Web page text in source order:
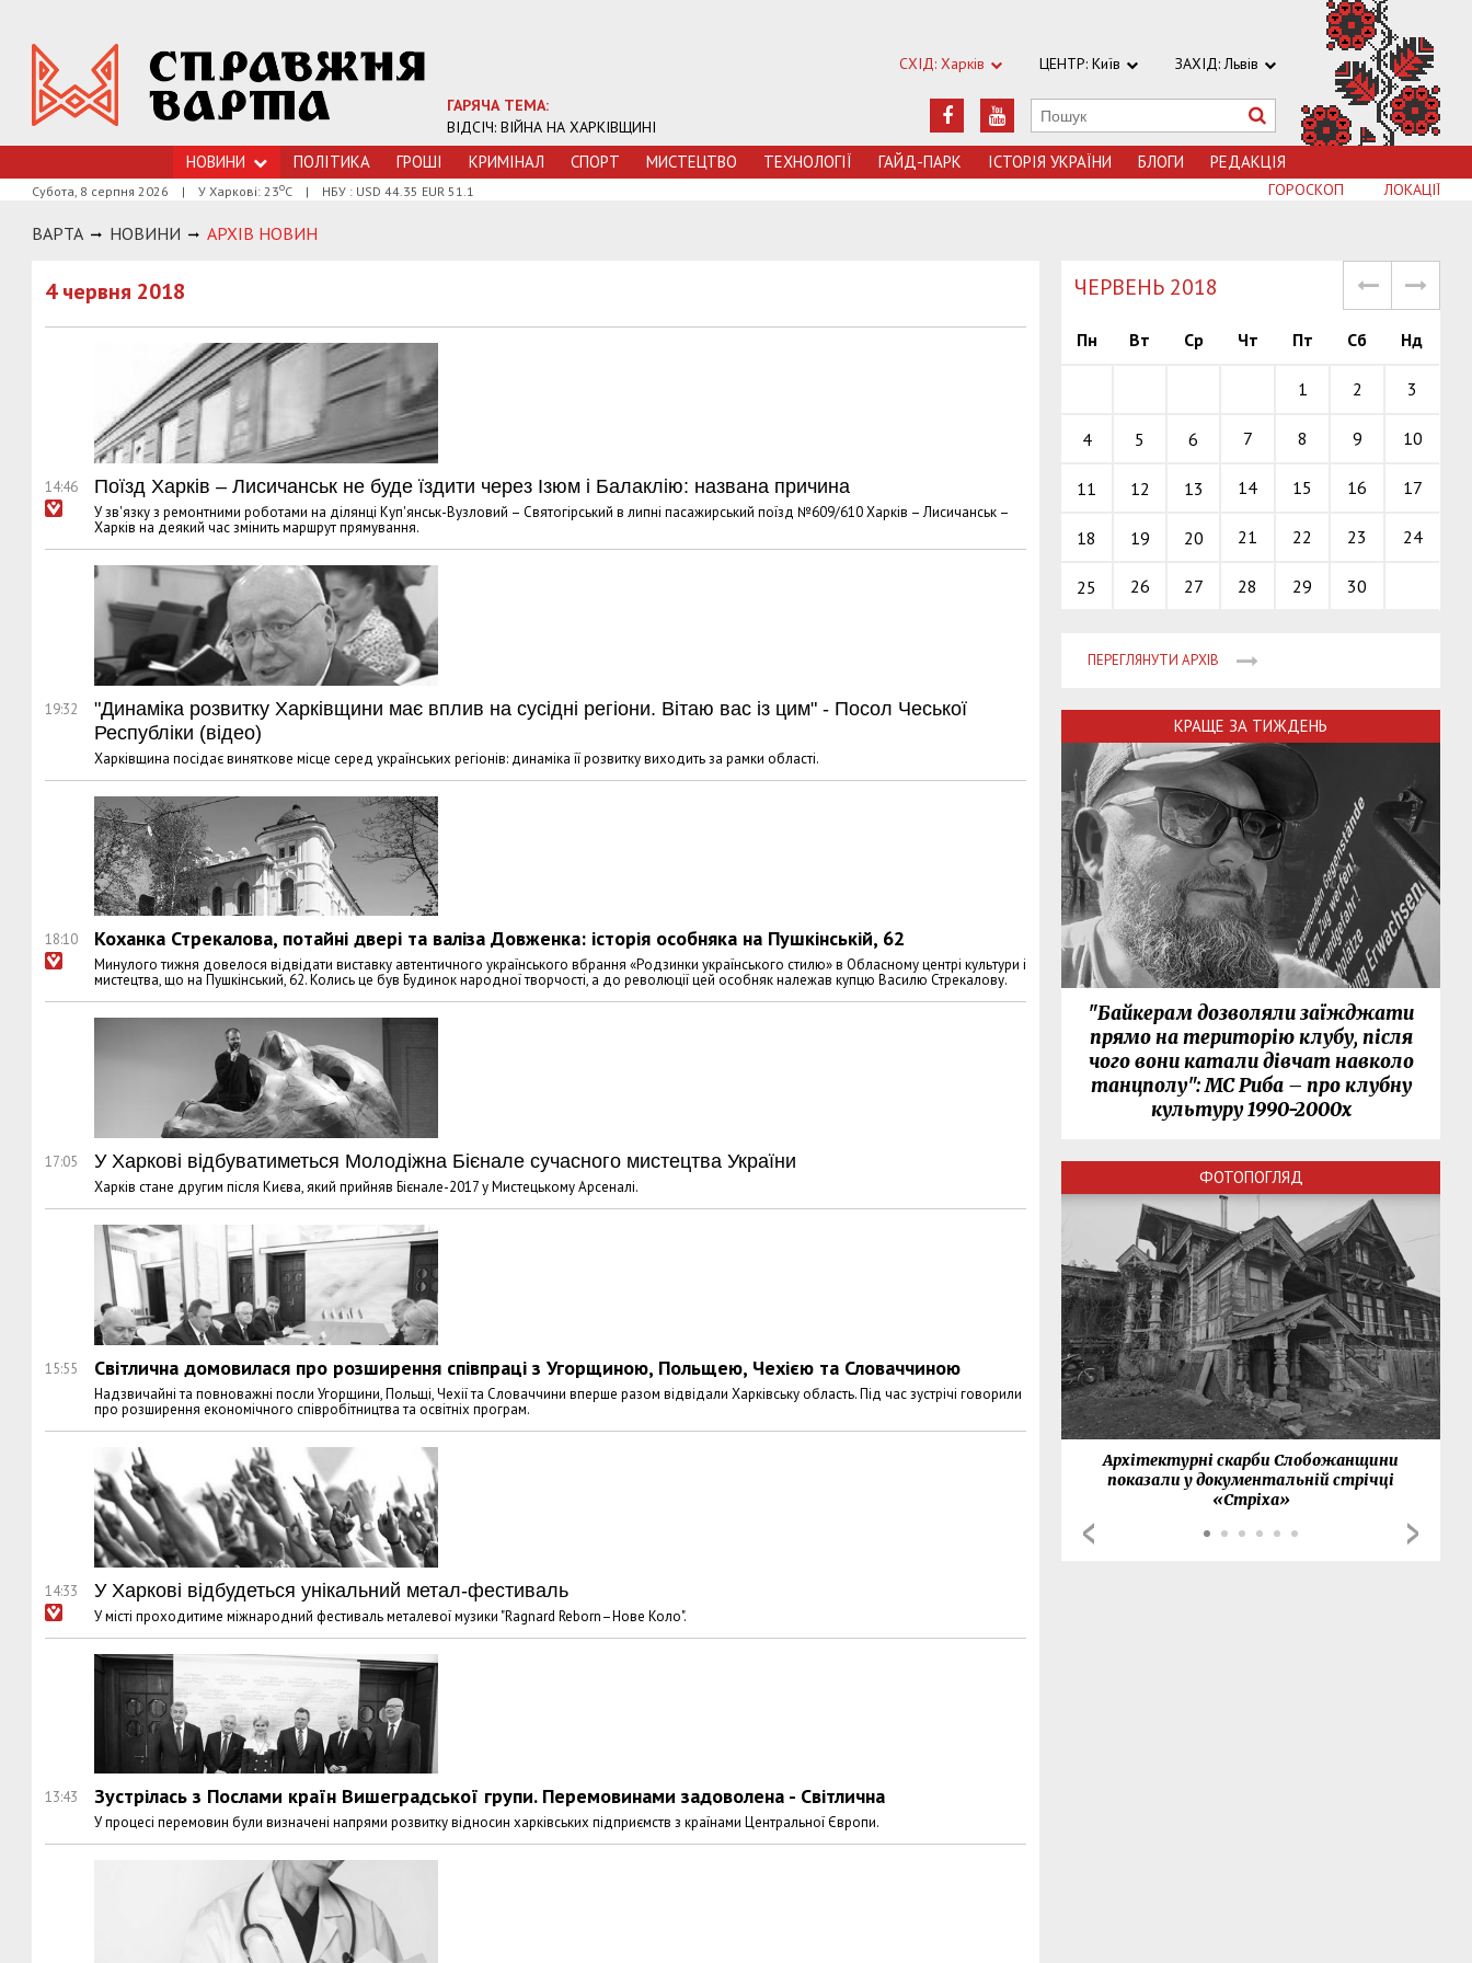
ГАРЯЧА ТЕМА:
ВІДСІЧ: ВІЙНА НА ХАРКІВЩИНІ
СХІД: Харків ЦЕНТР: Київ ЗАХІД: Львів
НОВИНИ ПОЛІТИКА ГРОШI КРИМIНАЛ СПОРТ МИСТЕЦТВО ТЕХНОЛОГIЇ ГАЙД-ПАРК ІСТОРІЯ УКРАЇНИ БЛОГИ РЕДАКЦІЯ
Субота, 8 серпня 2026 | У Харкові: 23оС | НБУ : USD 44.35 EUR 51.1 ЛОКАЦІЇ
ГОРОСКОП
ВАРТА НОВИНИ АРХIВ НОВИН
4 червня 2018
14:46 Поїзд Харків – Лисичанськ не буде їздити через Ізюм і Балаклію: названа причина
У зв'язку з ремонтними роботами на ділянці Куп'янськ-Вузловий – Святогірський в липні пасажирський поїзд №609/610 Харків – Лисичанськ –
Харків на деякий час змінить маршрут прямування.
19:32
"Динаміка розвитку Харківщини має вплив на сусідні регіони. Вітаю вас із цим" - Посол Чеської
Республіки (вiдео)
Харківщина посідає виняткове місце серед українських регіонів: динаміка її розвитку виходить за рамки області.
18:10 Коханка Стрекалова, потайні двері та валіза Довженка: історія особняка на Пушкінській, 62
Минулого тижня довелося відвідати виставку автентичного українського вбрання «Родзинки українського стилю» в Обласному центрі культури і
мистецтва, що на Пушкінський, 62. Колись це був Будинок народної творчості, а до революції цей особняк належав купцю Василю Стрекалову.
17:05 У Харкові відбуватиметься Молодіжна Бієнале сучасного мистецтва України
Харків стане другим після Києва, який прийняв Бієнале-2017 у Мистецькому Арсеналі.
15:55 Світлична домовилася про розширення співпраці з Угорщиною, Польщею, Чехією та Словаччиною
Надзвичайні та повноважні посли Угорщини, Польщі, Чехії та Словаччини вперше разом відвідали Харківську область. Під час зустрічі говорили
про розширення економічного співробітництва та освітніх програм.
14:33 У Харкові відбудеться унікальний метал-фестиваль
У місті проходитиме міжнародний фестиваль металевої музики "Ragnard Reborn–Нове Коло".
13:43 Зустрілась з Послами країн Вишеградської групи. Перемовинами задоволена - Світлична
У процесі перемовин були визначені напрями розвитку відносин харківських підприємств з країнами Центральної Європи.
ЧЕРВЕНЬ 2018
Пн Вт Ср Чт Пт Сб Нд
1 2 3
4 5 6 7 8 9 10
11 12 13 14 15 16 17
18 19 20 21 22 23 24
25 26 27 28 29 30
ПЕРЕГЛЯНУТИ АРХІВ
КРАЩЕ ЗА ТИЖДЕНЬ
"Байкерам дозволяли заїжджати
прямо на територію клубу, після
чого вони катали дівчат навколо
танцполу": МС Риба – про клубну
культуру 1990-2000х
ФОТОПОГЛЯД
Архітектурні скарби Слобожанщини
показали у документальній стрічці
«Стріха»